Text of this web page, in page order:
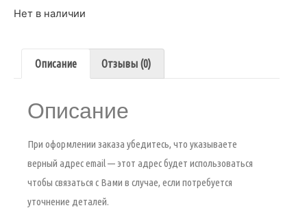
Нет в наличии
Описание Отзывы (0)
Описание
При оформлении заказа убедитесь, что указываете
верный адрес email — этот адрес будет использоваться
чтобы связаться с Вами в случае, если потребуется
уточнение деталей.